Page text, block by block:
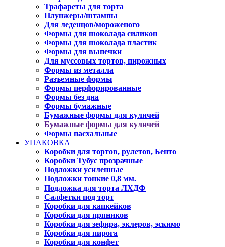
Трафареты для торта
Плунжеры/штампы
Для леденцов/мороженого
Формы для шоколада силикон
Формы для шоколада пластик
Формы для выпечки
Для муссовых тортов, пирожных
Формы из металла
Разъемные формы
Формы перфорированные
Формы без дна
Формы бумажные
Бумажные формы для куличей
Бумажные формы для куличей
Формы пасхальные
УПАКОВКА
Коробки для тортов, рулетов, Бенто
Коробки Тубус прозрачные
Подложки усиленные
Подложки тонкие 0,8 мм.
Подложка для торта ЛХДФ
Салфетки под торт
Коробки для капкейков
Коробки для пряников
Коробки для зефира, эклеров, эскимо
Коробки для пирога
Коробки для конфет